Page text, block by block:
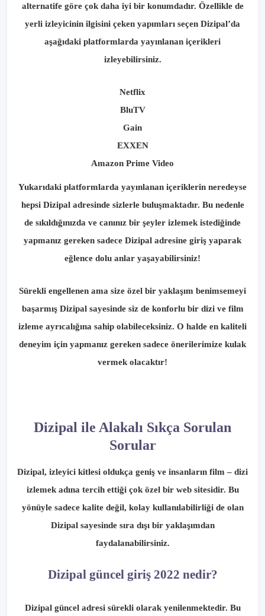
alternatife göre çok daha iyi bir konumdadır. Özellikle de
yerli izleyicinin ilgisini çeken yapımları seçen Dizipal’da
aşağıdaki platformlarda yayınlanan içerikleri
izleyebilirsiniz.
Netflix
BluTV
Gain
EXXEN
Amazon Prime Video
Yukarıdaki platformlarda yayınlanan içeriklerin neredeyse
hepsi Dizipal adresinde sizlerle buluşmaktadır. Bu nedenle
de sıkıldığınızda ve canınız bir şeyler izlemek istediğinde
yapmanız gereken sadece Dizipal adresine giriş yaparak
eğlence dolu anlar yaşayabilirsiniz!
Sürekli engellenen ama size özel bir yaklaşım benimsemeyi
başarmış Dizipal sayesinde siz de konforlu bir dizi ve film
izleme ayrıcalığına sahip olabileceksiniz. O halde en kaliteli
deneyim için yapmanız gereken sadece önerilerimize kulak
vermek olacaktır!
Dizipal ile Alakalı Sıkça Sorulan
Sorular
Dizipal, izleyici kitlesi oldukça geniş ve insanların film – dizi
izlemek adına tercih ettiği çok özel bir web sitesidir. Bu
yönüyle sadece kalite değil, kolay kullanılabilirliği de olan
Dizipal sayesinde sıra dışı bir yaklaşımdan
faydalanabilirsiniz.
Dizipal güncel giriş 2022 nedir?
Dizipal güncel adresi sürekli olarak yenilenmektedir. Bu